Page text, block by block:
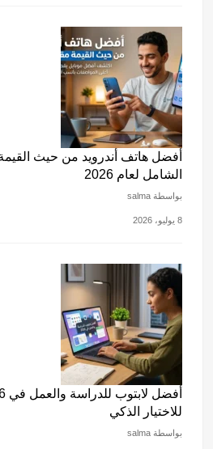
أفضل هاتف أندرويد من حيث
الشامل لعام 2026
بواسطة salma
8 يوليو، 2026
للاختيار الذكي
بواسطة salma